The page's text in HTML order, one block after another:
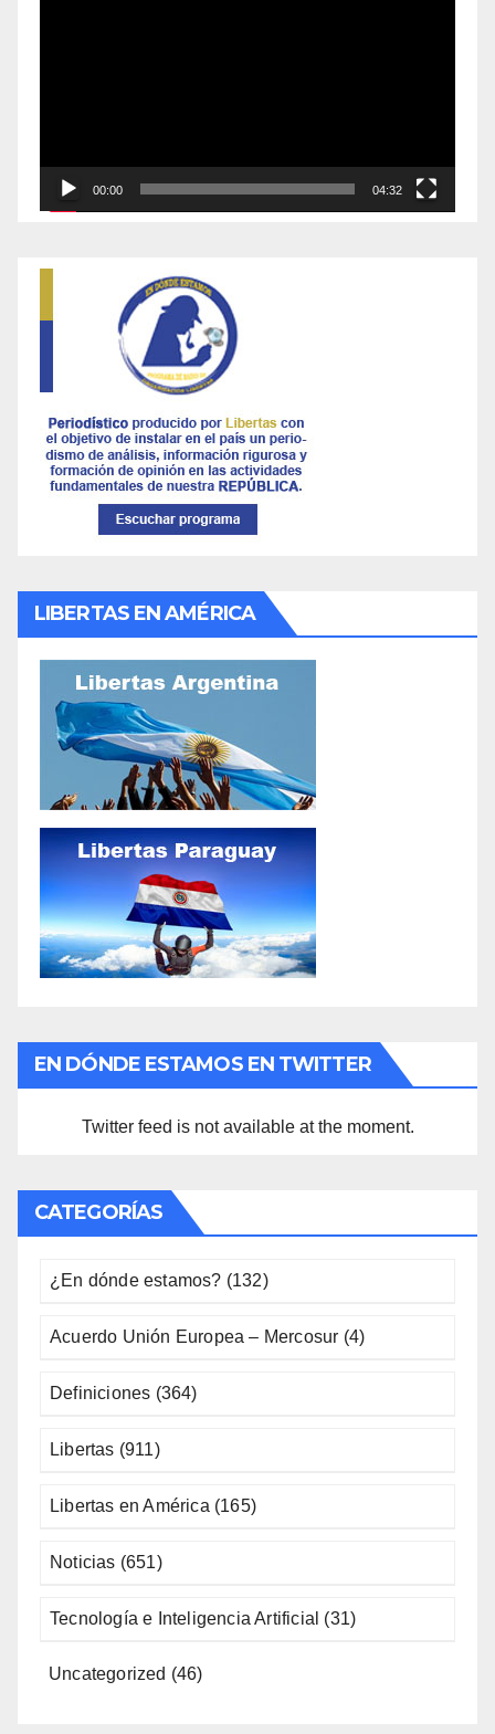
00:00 04:32
LIBERTAS EN AMÉRICA
EN DÓNDE ESTAMOS EN TWITTER
Twitter feed is not available at the moment.
CATEGORÍAS
¿En dónde estamos? (132)
Acuerdo Unión Europea – Mercosur (4)
Definiciones (364)
Libertas (911)
Libertas en América (165)
Noticias (651)
Tecnología e Inteligencia Artificial (31)
Uncategorized (46)